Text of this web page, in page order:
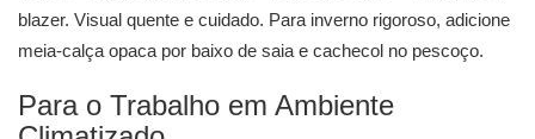
blazer. Visual quente e cuidado. Para inverno rigoroso, adicione
meia-calça opaca por baixo de saia e cachecol no pescoço.
Para o Trabalho em Ambiente